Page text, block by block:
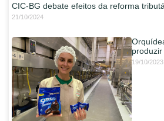
CIC-BG debate efeitos da reforma
21/10/2024
19/10/2023